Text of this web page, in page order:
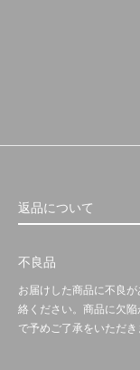
返品について
不良品
お届けした商品に不良
絡ください。商品に欠
で予めご了承をいただき